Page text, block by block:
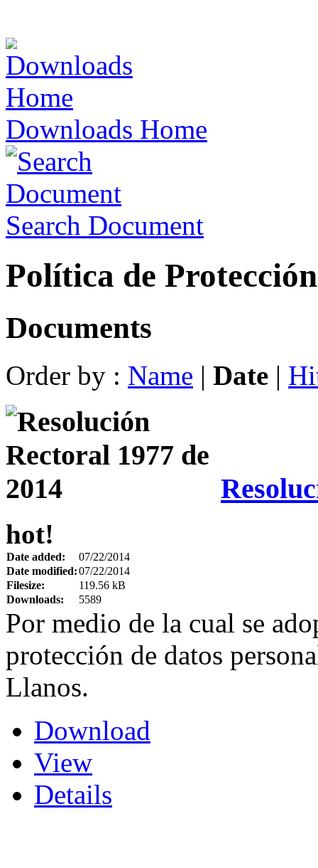
Downloads Home
Search Document
Política de
Documents
Order by : Name | Date |
hot!
Date added:
07/22/2014
Date modified:07/22/2014
Filesize:
119.56 kB
Downloads:
5589
Por medio de la cual se
protección de datos
Llanos.
Download
View
Details